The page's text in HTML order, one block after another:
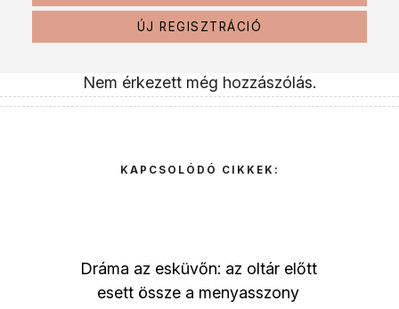
ÚJ REGISZTRÁCIÓ
Nem érkezett még hozzászólás.
KAPCSOLÓDÓ CIKKEK:
Dráma az esküvőn: az oltár előtt
esett össze a menyasszony